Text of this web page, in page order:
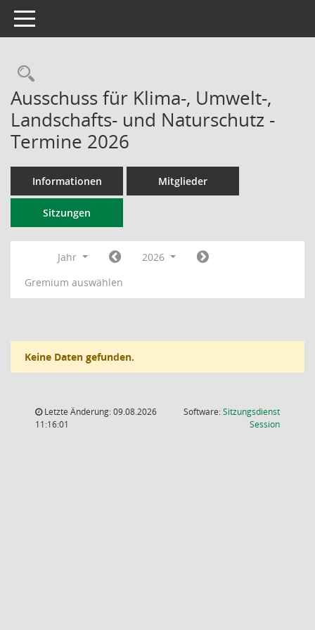
Toggle navigation
Rechercheauswahl
Ausschuss für Klima-, Umwelt-,
Landschafts- und Naturschutz -
Termine 2026
Informationen Mitglieder
Sitzungen
Jahr
2026
Gremium auswählen
Keine Daten gefunden.
Letzte Änderung: 09.08.2026
11:16:01
Software:Sitzungsdienst
Session(Wird in